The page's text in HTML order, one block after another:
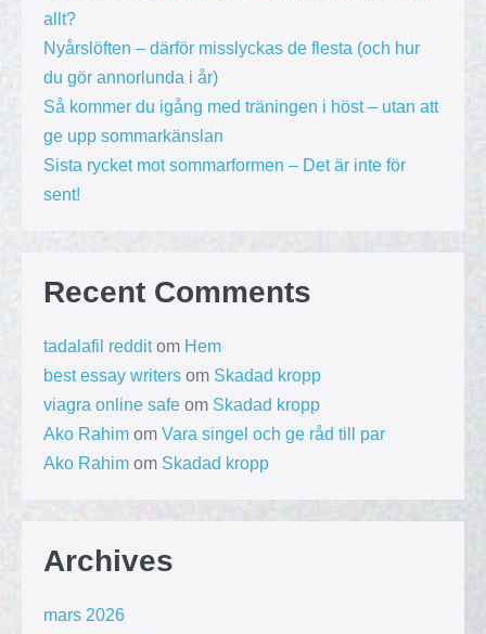
allt?
Nyårslöften – därför misslyckas de flesta (och hur
du gör annorlunda i år)
Så kommer du igång med träningen i höst – utan att
ge upp sommarkänslan
Sista rycket mot sommarformen – Det är inte för
sent!
Recent Comments
tadalafil redditom Hem
best essay writers om Skadad kropp
viagra online safe om Skadad kropp
Ako Rahim om Vara singel och ge råd till par
Ako Rahim om Skadad kropp
Archives
mars 2026